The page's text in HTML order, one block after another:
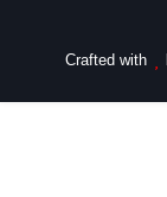
Crafted with